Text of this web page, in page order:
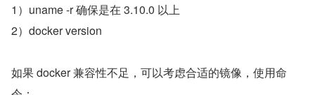
1）uname -r 确保是在 3.10.0 以上
2）docker version
如果 docker 兼容性不足，可以考虑合适的镜像，使用命